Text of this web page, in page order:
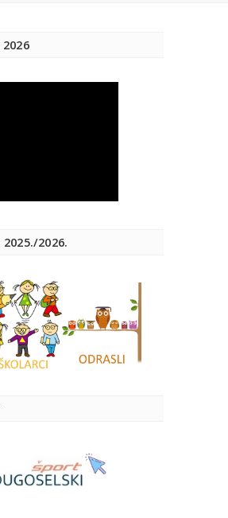
2026
2025./2026.